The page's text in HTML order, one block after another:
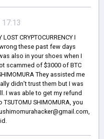
17:13
CRYPTOCURRENCY I
these past few days
also in your shoes when I
scammed of $3000 of BTC
They assisted me
didn’t trust them but I was
I was able to get my refund
SHIMOMURA, you